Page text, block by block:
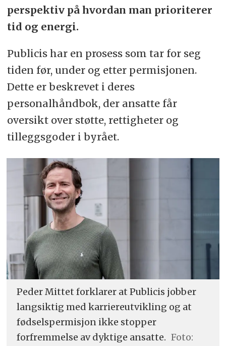
perspektiv på hvordan man prioriterer
tid og energi.
Publicis har en prosess som tar for seg
tiden før, under og etter permisjonen.
Dette er beskrevet i deres
personalhåndbok, der ansatte får
oversikt over støtte, rettigheter og
tilleggsgoder i byrået.
Peder Mittet forklarer at Publicis jobber
langsiktig med karriereutvikling og at
fødselspermisjon ikke stopper
forfremmelse av dyktige ansatte. Foto: